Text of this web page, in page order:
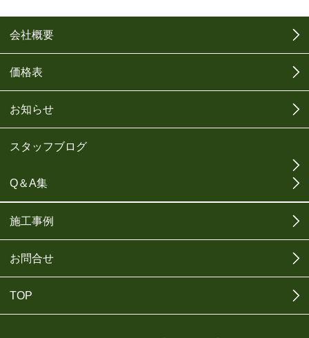
会社概要
価格表
お知らせ
スタッフブログ
Q＆A集
施工事例
お問合せ
TOP